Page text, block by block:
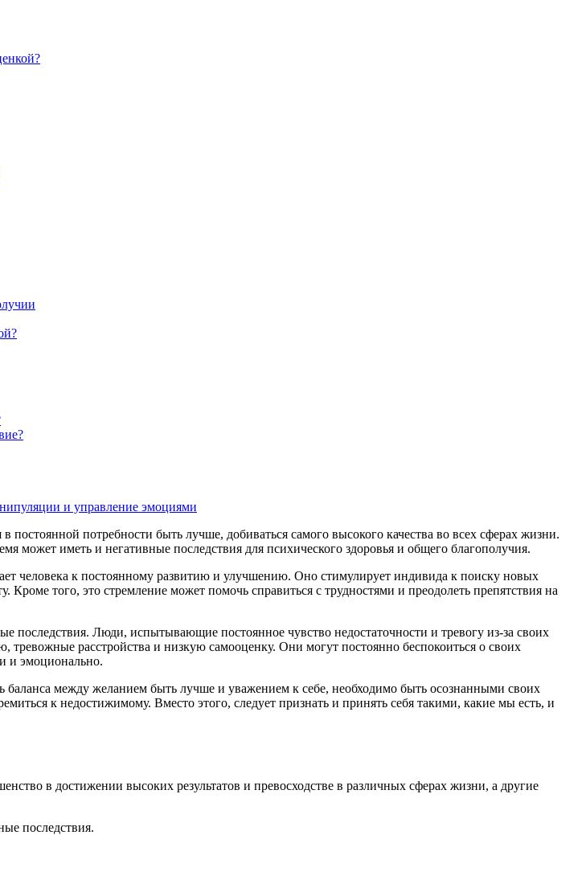
и управление эмоциями
постоянной потребности быть лучше, добиваться самого высокого качества во всех сферах жизни.
иметь и негативные последствия для психического здоровья и общего благополучия.
человека к постоянному развитию и улучшению. Оно стимулирует индивида к поиску новых
того, это стремление может помочь справиться с трудностями и преодолеть препятствия на
последствия. Люди, испытывающие постоянное чувство недостаточности и тревогу из-за своих
расстройства и низкую самооценку. Они могут постоянно беспокоиться о своих
и эмоционально.
между желанием быть лучше и уважением к себе, необходимо быть осознанными своих
к недостижимому. Вместо этого, следует признать и принять себя такими, какие мы есть, и
в достижении высоких результатов и превосходстве в различных сферах жизни, а другие
последствия.